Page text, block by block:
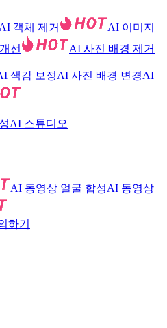
AI 객체 제거
AI 이미지
선 AI 사진 배경 제거
색감 보정AI 사진 배경 변경AI
AI 스튜디오
AI 동영상 얼굴 합성AI 동영상
하기